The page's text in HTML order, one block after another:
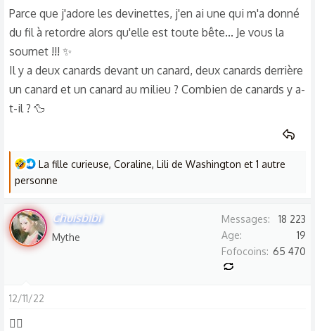
Parce que j'adore les devinettes, j'en ai une qui m'a donné
du fil à retordre alors qu'elle est toute bête... Je vous la
soumet !!! ✨
Il y a deux canards devant un canard, deux canards derrière
un canard et un canard au milieu ? Combien de canards y a-
t-il ? 🦆
L
e
r
é
a
i
La fille curieuse, Coraline, Lili de Washington et 1 autre
personne
Chuisbibi
Mythe
Messages
18 223
Age
19
Fofocoins 65 470
12/11/22
😵‍💫